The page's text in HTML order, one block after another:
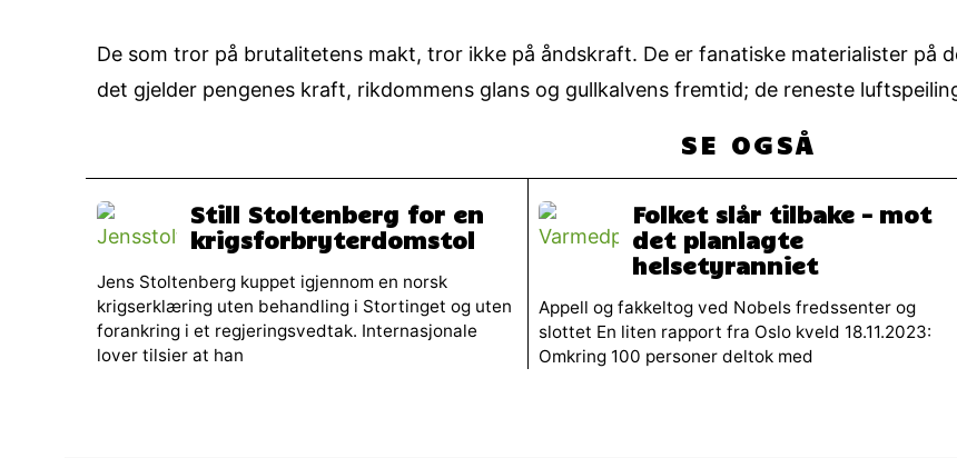
De som tror på brutalitetens makt, tror ikke på åndskraft. De er fanatiske materialister på
det gjelder pengenes kraft, rikdommens glans og gullkalvens fremtid; de reneste
SE OGSÅ
Still Stoltenberg for en
krigsforbryterdomstol
Jens Stoltenberg kuppet igjennom en norsk
krigserklæring uten behandling i Stortinget og uten
forankring i et regjeringsvedtak. Internasjonale
lover tilsier at han
Folket slår tilbake – mot
det planlagte
helsetyranniet
Appell og fakkeltog ved Nobels fredssenter og
slottet En liten rapport fra Oslo kveld 18.11.2023:
Omkring 100 personer deltok med